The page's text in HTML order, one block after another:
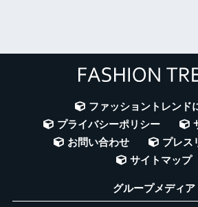
ファッショントレンド
プライバシーポリシー
お問い合わせ
プレス
サイトマップ
グループメディア